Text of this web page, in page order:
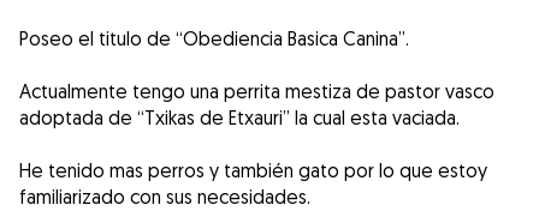
Poseo el titulo de “Obediencia Basica Canina”.
Actualmente tengo una perrita mestiza de pastor vasco
adoptada de “Txikas de Etxauri” la cual esta vaciada.
He tenido mas perros y también gato por lo que estoy
familiarizado con sus necesidades.